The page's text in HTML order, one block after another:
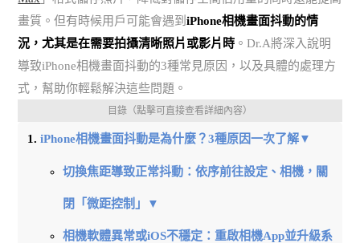
畫質。但有時候用戶可能會遇到iPhone相機畫面抖動的情
況，尤其是在需要拍攝清晰照片或影片時 。Dr.A將深入說明
導致iPhone相機畫面抖動的3種常見原因，以及具體的處理方
式，幫助你輕鬆解決這些問題。
目錄（點擊可直接查看詳細內容）
iPhone相機畫面抖動是為什麼？3種原因一次了解▼
切換焦距導致正常抖動：依序前往設定、相機，關
閉「微距控制」▼
相機軟體異常或iOS不穩定：重啟相機App並升級系